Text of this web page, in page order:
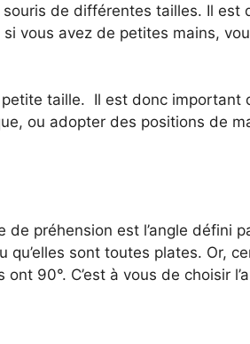
de différentes tailles. Il est
vous avez de petites mains,
taille. Il est donc important
ou adopter des positions de
de préhension est l’angle défini
sont toutes plates. Or,
90°. C’est à vous de choisir